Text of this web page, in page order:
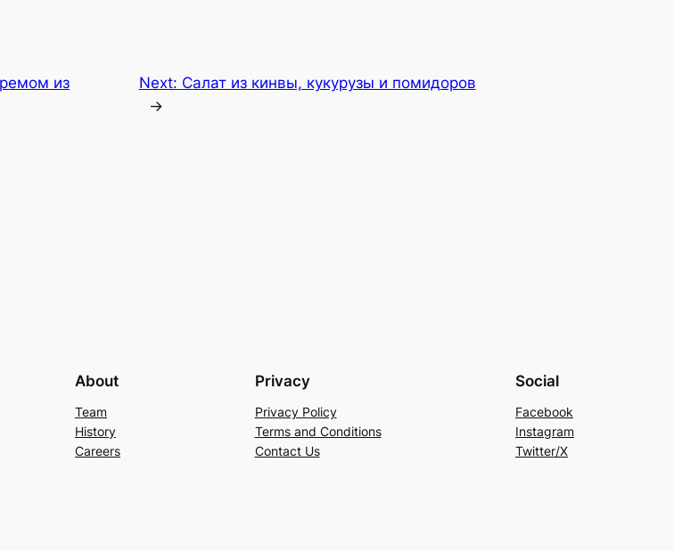
из
Next: Салат из кинвы, кукурузы и помидоров
→
About
Team
History
Careers
Privacy
Privacy Policy
Terms and Conditions
Contact Us
Social
Facebook
Instagram
Twitter/X